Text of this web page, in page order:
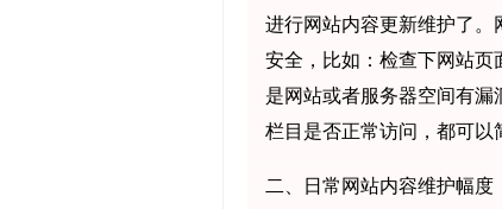
进行网站内容更新维护了。
安全，比如：检查下网站
是网站或者服务器空间有
栏目是否正常访问，都可以
二、日常网站内容维护幅度